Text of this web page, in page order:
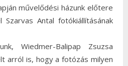
művelődési házunk előtere
Antal fotókiállításának
Wiedmer-Balipap Zsuzsa
arról is, hogy a fotózás milyen